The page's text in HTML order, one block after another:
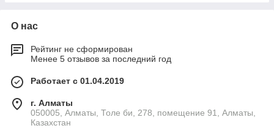
О нас
Рейтинг не сформирован
Менее 5 отзывов за последний год
Работает с 01.04.2019
г. Алматы
050005, Алматы, Толе би, 278, помещение 91, Алматы,
Казахстан